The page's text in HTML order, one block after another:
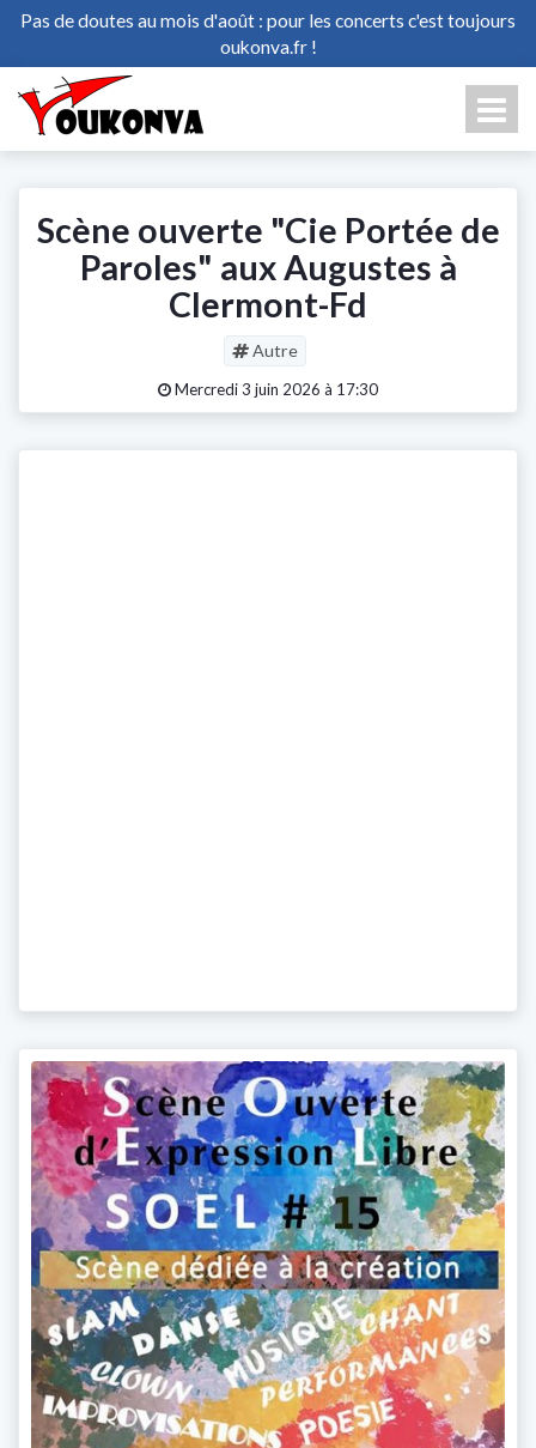
Pas de doutes au mois d'août : pour les concerts c'est toujours
oukonva.fr !
Scène ouverte "Cie Portée de
Paroles" aux Augustes à
Clermont-Fd
Autre
Mercredi 3 juin 2026 à 17:30